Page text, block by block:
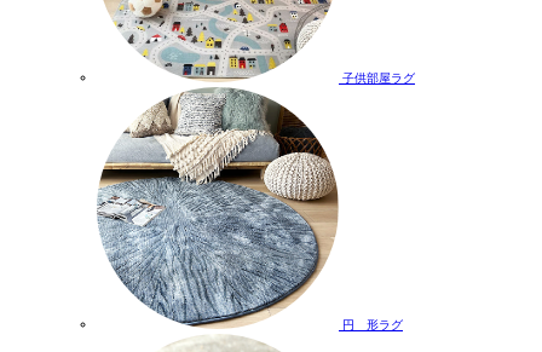
子供部屋ラグ
円 形ラグ